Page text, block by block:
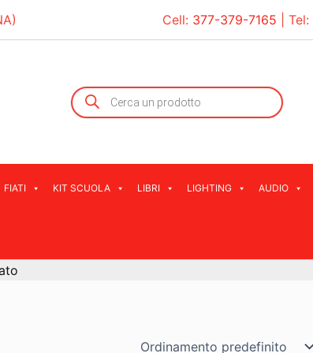
Cell: 377-379-7165 | Tel:
Products
search
FIATI KIT SCUOLA LIBRI LIGHTING AUDIO